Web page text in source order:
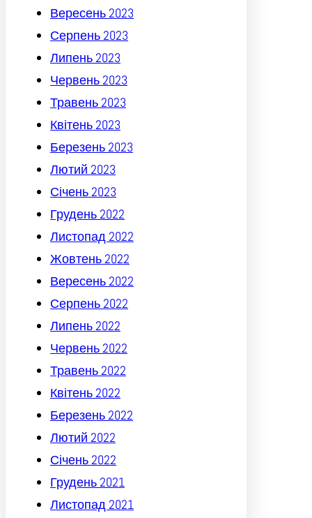
Вересень 2023
Серпень 2023
Липень 2023
Червень 2023
Травень 2023
Квітень 2023
Березень 2023
Лютий 2023
Січень 2023
Грудень 2022
Листопад 2022
Жовтень 2022
Вересень 2022
Серпень 2022
Липень 2022
Червень 2022
Травень 2022
Квітень 2022
Березень 2022
Лютий 2022
Січень 2022
Грудень 2021
Листопад 2021